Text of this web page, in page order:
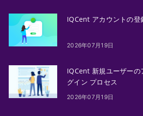
IQCent アカウントの登
2026年07月19日
IQCent 新規ユーザーの
グイン プロセス
2026年07月19日